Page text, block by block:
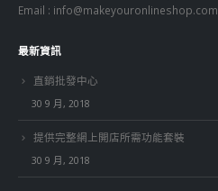
Email : info@makeyouronlineshop.com
最新資訊
直銷批發中心
30 9 月, 2018
提供完整網上開店所需功能套裝
30 9 月, 2018